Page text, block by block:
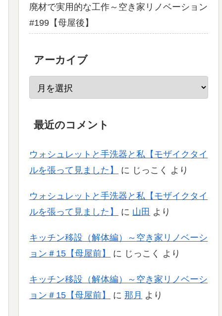
廃材で実用的な工作～空き家リノベーション
#199【母屋後】
アーカイブ
最近のコメント
ウォシュレットと手洗器と私【モザイクタイ
ルを張って見ました】
に じっこく より
ウォシュレットと手洗器と私【モザイクタイ
ルを張って見ました】
に 山田 より
キッチン移設（解体編）～空き家リノベーシ
ョン＃15【母屋前】
に じっこく より
キッチン移設（解体編）～空き家リノベーシ
ョン＃15【母屋前】
に那月 より